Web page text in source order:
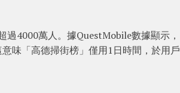
4000萬人。據QuestMobile數據顯示，
味「高德掃街榜」僅用1日時間，於用戶